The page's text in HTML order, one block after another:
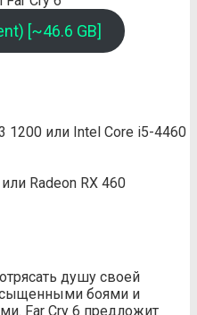
[~46.6 GB]
1200 или Intel Core i5-4460
Radeon RX 460
душу своей
боями и
Far Cry 6 предложит